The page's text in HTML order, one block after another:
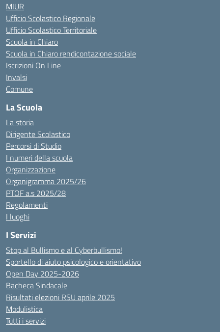
MIUR
Ufficio Scolastico Regionale
Ufficio Scolastico Territoriale
Scuola in Chiaro
Scuola in Chiaro rendicontazione sociale
Iscrizioni On Line
Invalsi
Comune
La Scuola
La storia
Dirigente Scolastico
Percorsi di Studio
I numeri della scuola
Organizzazione
Organigramma 2025/26
PTOF a.s 2025/28
Regolamenti
I luoghi
I Servizi
Stop al Bullismo e al Cyberbullismo!
Sportello di aiuto psicologico e orientativo
Open Day 2025-2026
Bacheca Sindacale
Risultati elezioni RSU aprile 2025
Modulistica
Tutti i servizi